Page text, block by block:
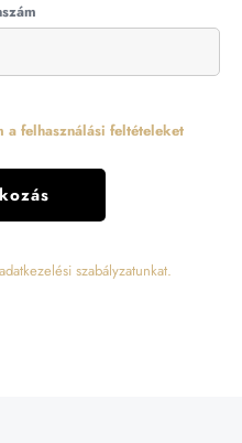
a felhasználási feltételeket
adatkezelési szabályzatunkat.